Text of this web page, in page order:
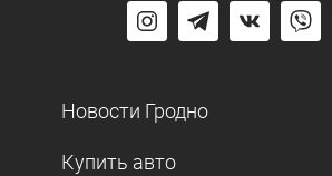
Новости Гродно
Купить авто